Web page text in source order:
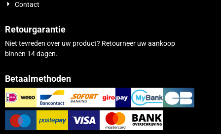
Contact
Retourgarantie
Niet tevreden over uw product? Retourneer uw aankoop
binnen 14 dagen.
Betaalmethoden